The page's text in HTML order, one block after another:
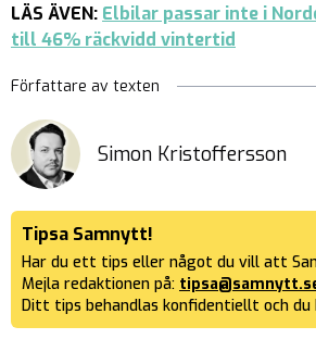
LÄS ÄVEN: Elbilar passar inte i
till 46% räckvidd vintertid
Författare av texten
Simon Kristoffersson
Tipsa Samnytt!
Har du ett tips eller något du vill att
Mejla redaktionen på:
Ditt tips behandlas konfidentiellt och du